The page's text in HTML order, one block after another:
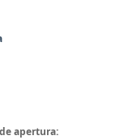
apertura: